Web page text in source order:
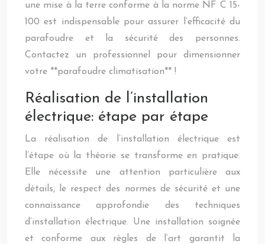
une mise à la terre conforme à la norme NF C 15-
100 est indispensable pour assurer l’efficacité du
parafoudre et la sécurité des personnes.
Contactez un professionnel pour dimensionner
votre **parafoudre climatisation** !
Réalisation de l’installation
électrique: étape par étape
La réalisation de l’installation électrique est
l’étape où la théorie se transforme en pratique.
Elle nécessite une attention particulière aux
détails, le respect des normes de sécurité et une
connaissance approfondie des techniques
d’installation électrique. Une installation soignée
et conforme aux règles de l’art garantit la